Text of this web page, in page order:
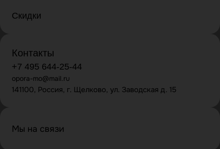
Скидки
Контакты
+7 495 644-25-44
opora-mo@mail.ru
141100, Россия, г. Щелково, ул. Заводская д. 15
Мы на связи